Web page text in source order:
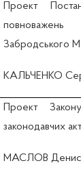
Проект
Забродського
КАЛЬЧЕНКО
Проект
законодавчих
МАСЛОВ Денис